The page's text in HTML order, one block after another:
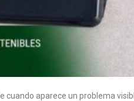
aparece un problema